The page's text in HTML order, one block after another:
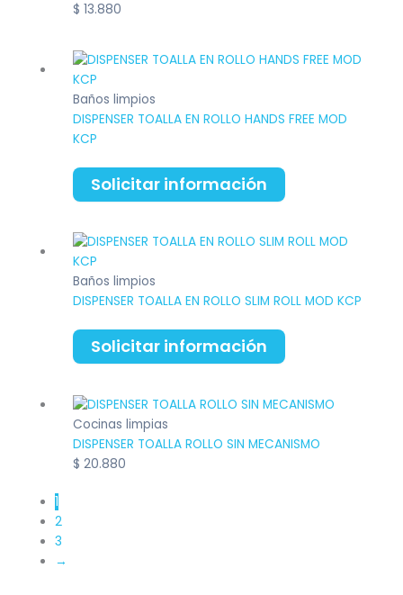
$ 13.880
Baños limpios
DISPENSER TOALLA EN ROLLO HANDS FREE MOD
KCP
Solicitar información
Baños limpios
DISPENSER TOALLA EN ROLLO SLIM ROLL MOD KCP
Solicitar información
Cocinas limpias
DISPENSER TOALLA ROLLO SIN MECANISMO
$ 20.880
1
2
3
→